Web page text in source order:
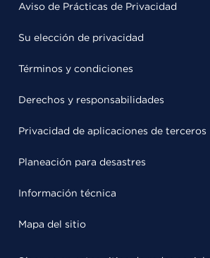
Aviso de Prácticas de Privacidad
Su elección de privacidad
Términos y condiciones
Derechos y responsabilidades
Privacidad de aplicaciones de terceros
Planeación para desastres
Información técnica
Mapa del sitio